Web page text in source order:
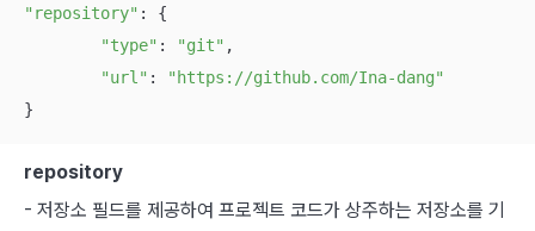
"repository" : {
"type" : "git" ,
"url" :
"https://github.com/Ina-dang"
}
repository
- 저장소 필드를 제공하여 프로젝트 코드가 상주하는 저장소를 기